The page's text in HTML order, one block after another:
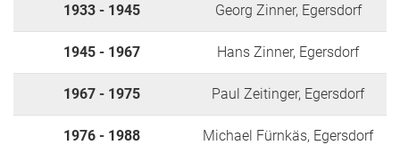
1957
1933 - 1945 Georg Zinner, Egersdorf
1945 - 1967 Hans Zinner, Egersdorf
1967 - 1975 Paul Zeitinger, Egersdorf
1976 - 1988 Michael Fürnkäs, Egersdorf